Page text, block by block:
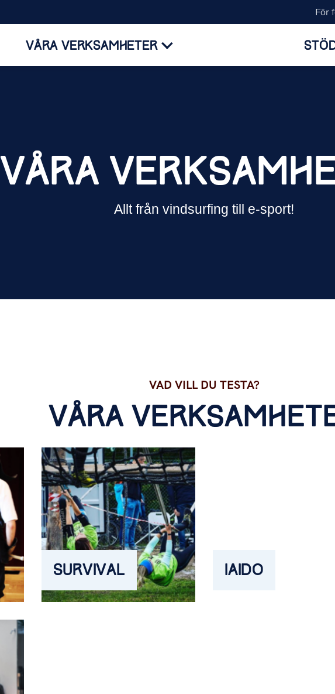
För
VÅRA VERKSAMHETER
VÅRA
Allt från vindsurfing till e-sport!
VAD VILL DU TESTA?
VÅRA
SURVIVAL IAIDO